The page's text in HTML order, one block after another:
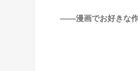
――漫画でお好きな作